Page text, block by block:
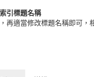
引標題名稱
再適當修改標題名稱即可，